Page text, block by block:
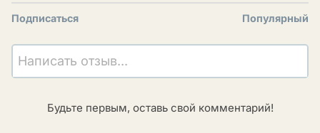
Подписаться Популярный
Написать отзыв...
Будьте первым, оставь свой комментарий!